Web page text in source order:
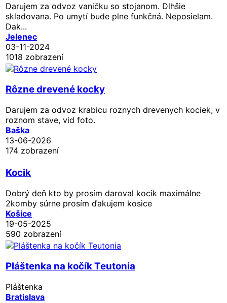
Darujem za odvoz vaničku so stojanom. Dlhšie
skladovana. Po umytí bude plne funkčná. Neposielam.
Dak...
Jelenec
03-11-2024
1018 zobrazení
Rôzne drevené kocky
Darujem za odvoz krabicu roznych drevenych kociek, v
roznom stave, vid foto.
Baška
13-06-2026
174 zobrazení
Kocik
Dobrý deň kto by prosím daroval kocik maximálne
2komby súrne prosím ďakujem kosice
Košice
19-05-2025
590 zobrazení
Pláštenka na kočík Teutonia
Pláštenka
Bratislava